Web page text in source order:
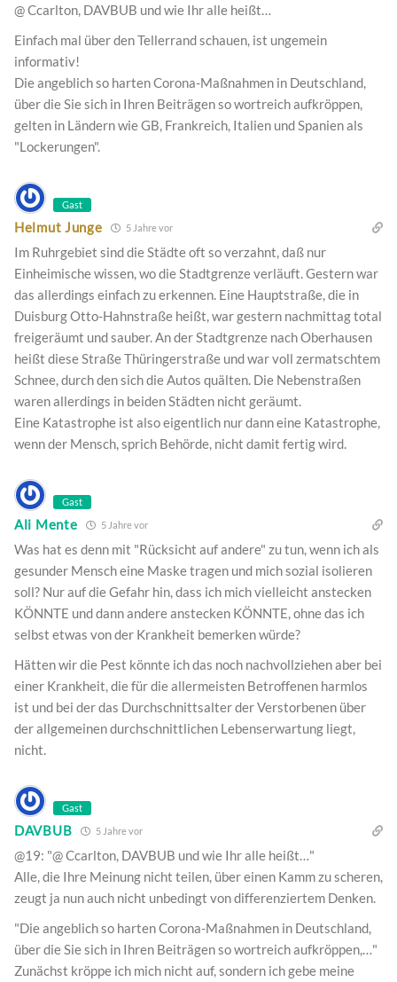
@ Ccarlton, DAVBUB und wie Ihr alle heißt…
Einfach mal über den Tellerrand schauen, ist ungemein
informativ!
Die angeblich so harten Corona-Maßnahmen in Deutschland,
über die Sie sich in Ihren Beiträgen so wortreich aufkröppen,
gelten in Ländern wie GB, Frankreich, Italien und Spanien als
"Lockerungen".
Gast
Helmut Junge 5 Jahre vor
Im Ruhrgebiet sind die Städte oft so verzahnt, daß nur
Einheimische wissen, wo die Stadtgrenze verläuft. Gestern war
das allerdings einfach zu erkennen. Eine Hauptstraße, die in
Duisburg Otto-Hahnstraße heißt, war gestern nachmittag total
freigeräumt und sauber. An der Stadtgrenze nach Oberhausen
heißt diese Straße Thüringerstraße und war voll zermatschtem
Schnee, durch den sich die Autos quälten. Die Nebenstraßen
waren allerdings in beiden Städten nicht geräumt.
Eine Katastrophe ist also eigentlich nur dann eine Katastrophe,
wenn der Mensch, sprich Behörde, nicht damit fertig wird.
Gast
Ali Mente 5 Jahre vor
Was hat es denn mit "Rücksicht auf andere" zu tun, wenn ich als
gesunder Mensch eine Maske tragen und mich sozial isolieren
soll? Nur auf die Gefahr hin, dass ich mich vielleicht anstecken
KÖNNTE und dann andere anstecken KÖNNTE, ohne das ich
selbst etwas von der Krankheit bemerken würde?
Hätten wir die Pest könnte ich das noch nachvollziehen aber bei
einer Krankheit, die für die allermeisten Betroffenen harmlos
ist und bei der das Durchschnittsalter der Verstorbenen über
der allgemeinen durchschnittlichen Lebenserwartung liegt,
nicht.
Gast
DAVBUB 5 Jahre vor
@19: "@ Ccarlton, DAVBUB und wie Ihr alle heißt…"
Alle, die Ihre Meinung nicht teilen, über einen Kamm zu scheren,
zeugt ja nun auch nicht unbedingt von differenziertem Denken.
"Die angeblich so harten Corona-Maßnahmen in Deutschland,
über die Sie sich in Ihren Beiträgen so wortreich aufkröppen,…"
Zunächst kröppe ich mich nicht auf, sondern ich gebe meine